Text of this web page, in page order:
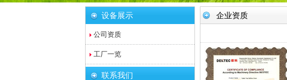
设备展示
公司资质
工厂一览
联系我们
企业资质